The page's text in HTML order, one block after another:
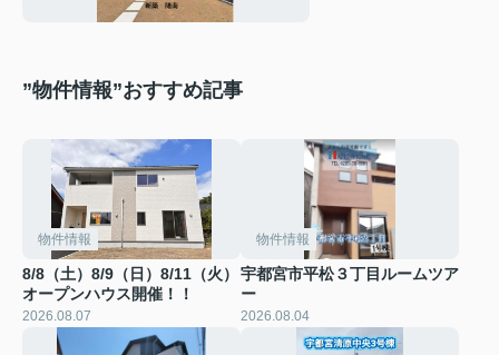
”物件情報”おすすめ記事
物件情報
8/8（土）8/9（日）8/11（火）
オープンハウス開催！！
2026.08.07
物件情報
宇都宮市平松３丁目ルームツア
ー
2026.08.04